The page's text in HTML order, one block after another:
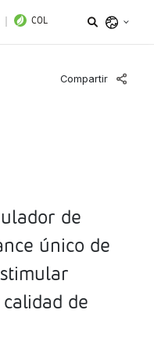
COL
personales
Compartir
de
único de
de